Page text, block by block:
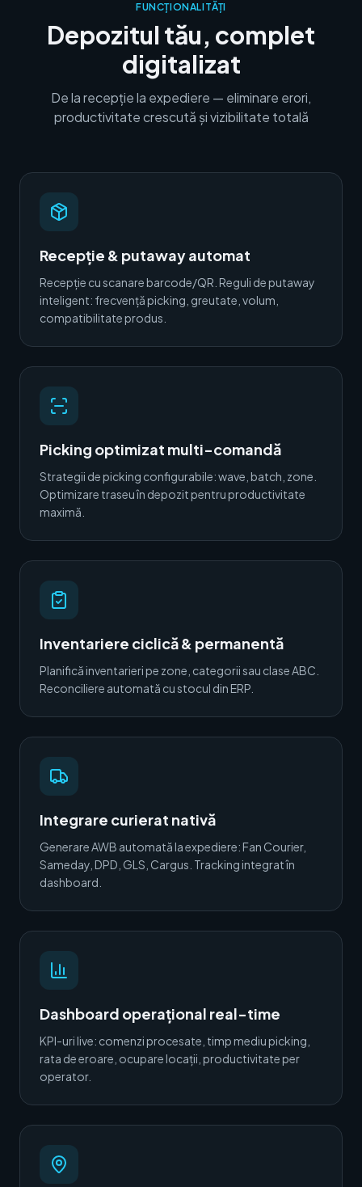
FUNCȚIONALITĂȚI
Depozitul tău, complet
digitalizat
De la recepție la expediere — eliminare erori,
productivitate crescută și vizibilitate totală
Recepție & putaway automat
Recepție cu scanare barcode/QR. Reguli de putaway
inteligent: frecvență picking, greutate, volum,
compatibilitate produs.
Picking optimizat multi-comandă
Strategii de picking configurabile: wave, batch, zone.
Optimizare traseu în depozit pentru productivitate
maximă.
Inventariere ciclică & permanentă
Planifică inventarieri pe zone, categorii sau clase ABC.
Reconciliere automată cu stocul din ERP.
Integrare curierat nativă
Generare AWB automată la expediere: Fan Courier,
Sameday, DPD, GLS, Cargus. Tracking integrat în
dashboard.
Dashboard operațional real-time
KPI-uri live: comenzi procesate, timp mediu picking,
rata de eroare, ocupare locații, productivitate per
operator.